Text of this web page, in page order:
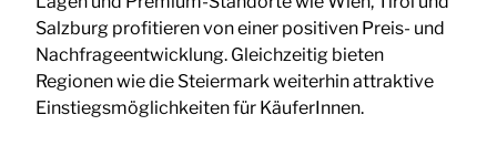
Salzburg profitieren von einer positiven Preis- und
Nachfrageentwicklung. Gleichzeitig bieten
Regionen wie die Steiermark weiterhin attraktive
Einstiegsmöglichkeiten für KäuferInnen.